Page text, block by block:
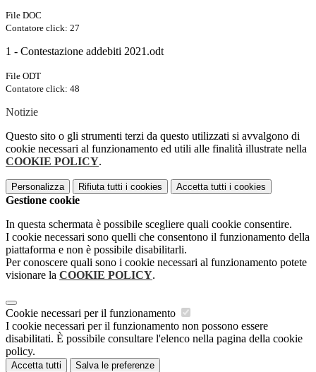
File DOC
Contatore click: 27
1 - Contestazione addebiti 2021.odt
File ODT
Contatore click: 48
Notizie
Questo sito o gli strumenti terzi da questo utilizzati si avvalgono di
cookie necessari al funzionamento ed utili alle finalità illustrate nella
COOKIE POLICY.
Personalizza Rifiuta tutti i cookies Accetta tutti i cookies
Gestione cookie
In questa schermata è possibile scegliere quali cookie consentire.
I cookie necessari sono quelli che consentono il funzionamento della
piattaforma e non è possibile disabilitarli.
Per conoscere quali sono i cookie necessari al funzionamento potete
visionare la COOKIE POLICY.
Cookie necessari per il funzionamento
I cookie necessari per il funzionamento non possono essere
disabilitati. È possibile consultare l'elenco nella pagina della cookie
policy.
Accetta tutti Salva le preferenze